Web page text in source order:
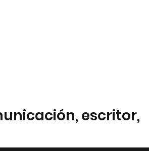
escritor,